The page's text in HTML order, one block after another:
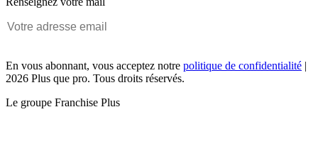
En vous abonnant, vous acceptez notre politique de confidentialité |
2026 Plus que pro. Tous droits réservés.
Le groupe Franchise Plus